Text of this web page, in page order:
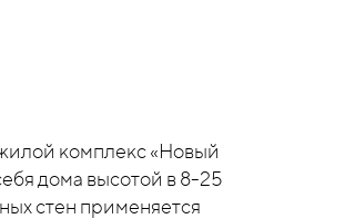
комплекс «Новый
дома высотой в 8-25
стен применяется